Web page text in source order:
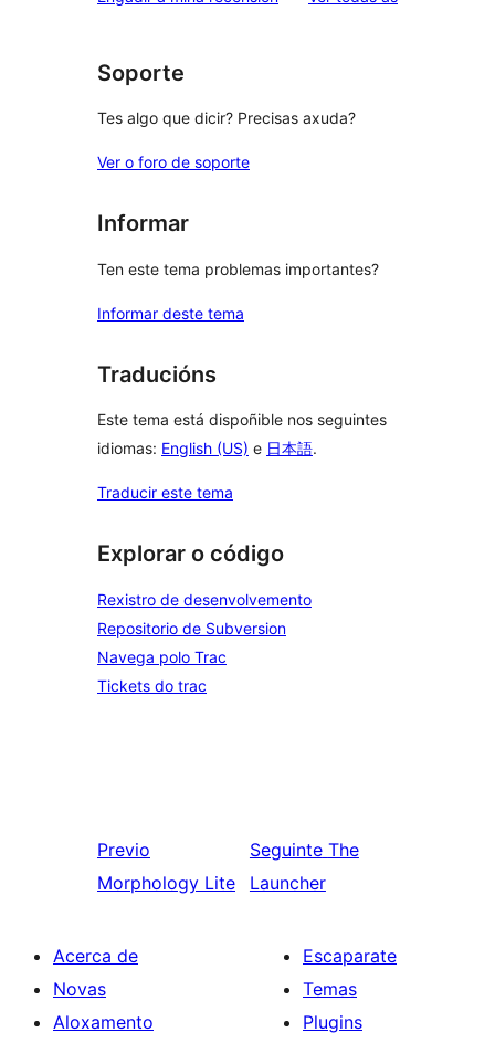
de
estrelas
Soporte
Tes algo que dicir? Precisas axuda?
Ver o foro de soporte
Informar
Ten este tema problemas importantes?
Informar deste tema
Traducións
Este tema está dispoñible nos seguintes
idiomas: English (US) e 日本語.
Traducir este tema
Explorar o código
Rexistro de desenvolvemento
Repositorio de Subversion
Navega polo Trac
Tickets do trac
Previo
Morphology Lite
Seguinte The
Launcher
Acerca de
Novas
Aloxamento
Escaparate
Temas
Plugins